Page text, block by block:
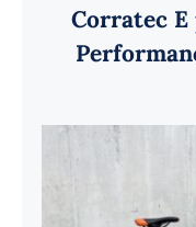
Corratec E